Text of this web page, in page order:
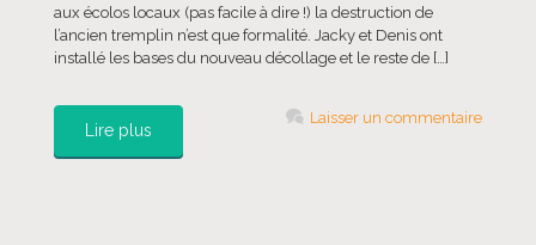
aux écolos locaux (pas facile à dire !) la destruction de
l’ancien tremplin n’est que formalité. Jacky et Denis ont
installé les bases du nouveau décollage et le reste de […]
Lire plus
Laisser un commentaire